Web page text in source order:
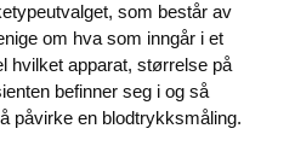
som består av
om hva som inngår i et
hvilket apparat, størrelse på
befinner seg i og så
påvirke en blodtrykksmåling.